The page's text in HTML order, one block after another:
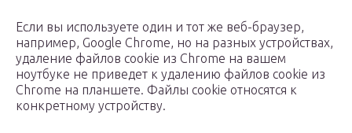
Если вы используете один и тот же веб-браузер,
например, Google Chrome, но на разных устройствах,
удаление файлов cookie из Chrome на вашем
ноутбуке не приведет к удалению файлов cookie из
Chrome на планшете. Файлы cookie относятся к
конкретному устройству.